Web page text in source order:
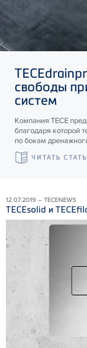
TECE
свободы
систем
Компания ТЕСЕ
благодаря которой
по бокам
ЧИТАТЬ
12.07.2019 – TECENEWS
TECEsolid и